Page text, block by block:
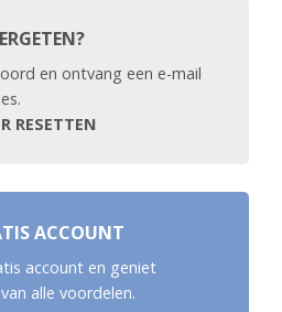
en ontvang een e-mail
RESETTEN
ACCOUNT
account en geniet
alle voordelen.